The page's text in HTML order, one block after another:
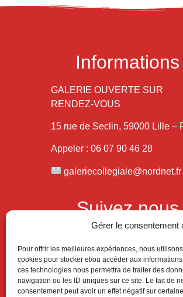
Gérer le consentement
Pour offrir les meilleures expériences, nous
cookies pour stocker et/ou accéder aux
ces technologies nous permettra de traiter des
navigation ou les ID uniques sur ce site. Le fait de
consentement peut avoir un effet négatif sur
Informations
GALERIE OUVERTE SUR
RENDEZ-VOUS
15 rue de Seclin, 59000 Lille –
Appeler : 06 07 90 46 28
galeriecollegiale@nordnet.fr
Suivez nous